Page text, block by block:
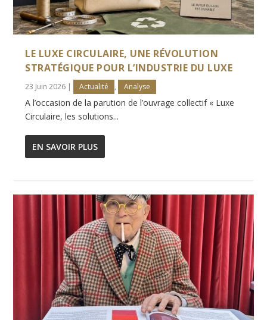
LE LUXE CIRCULAIRE, UNE RÉVOLUTION
STRATÉGIQUE POUR L’INDUSTRIE DU LUXE
23 Juin 2026 | Actualité , Analyse
A l’occasion de la parution de l’ouvrage collectif « Luxe
Circulaire, les solutions...
EN SAVOIR PLUS